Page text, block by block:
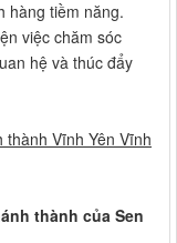
hàng tiềm năng.
việc chăm sóc
hệ và thúc đẩy
Vĩnh Yên Vĩnh
thành của Sen